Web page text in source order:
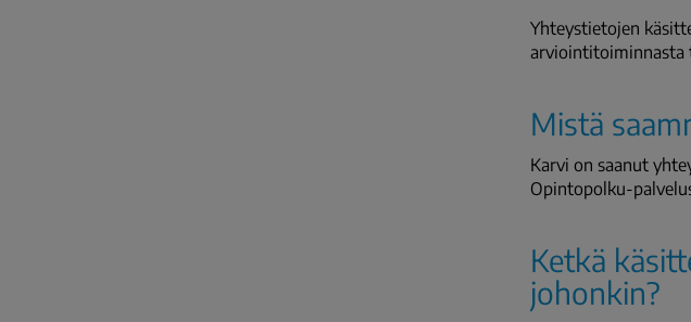
Yhteystietojen
arviointitoiminnasta
Mistä
Karvi on saanut
Opintopolku-
Ketkä
johonkin?